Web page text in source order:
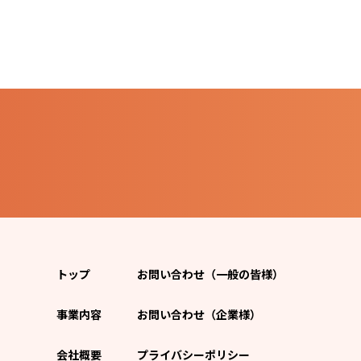
トップ
事業内容
会社概要
お問い合わせ（一般の皆様）
お問い合わせ（企業様）
プライバシーポリシー